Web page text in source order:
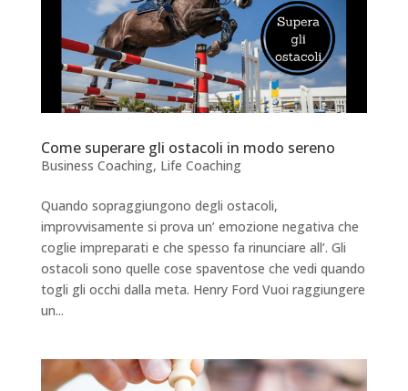
Come superare gli ostacoli in modo sereno
Business Coaching, Life Coaching
Quando sopraggiungono degli ostacoli,
improvvisamente si prova un’ emozione negativa che
coglie impreparati e che spesso fa rinunciare all’. Gli
ostacoli sono quelle cose spaventose che vedi quando
togli gli occhi dalla meta. Henry Ford Vuoi raggiungere
un...